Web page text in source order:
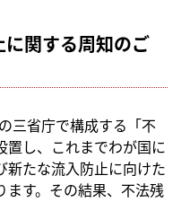
関する周知のご
三省庁で構成する「不
置し、これまでわが国に
新たな流入防止に向けた
ます。その結果、不法残